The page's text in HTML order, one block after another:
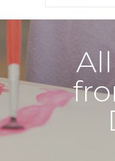
Kdo jsme
Rodiče
Žáci